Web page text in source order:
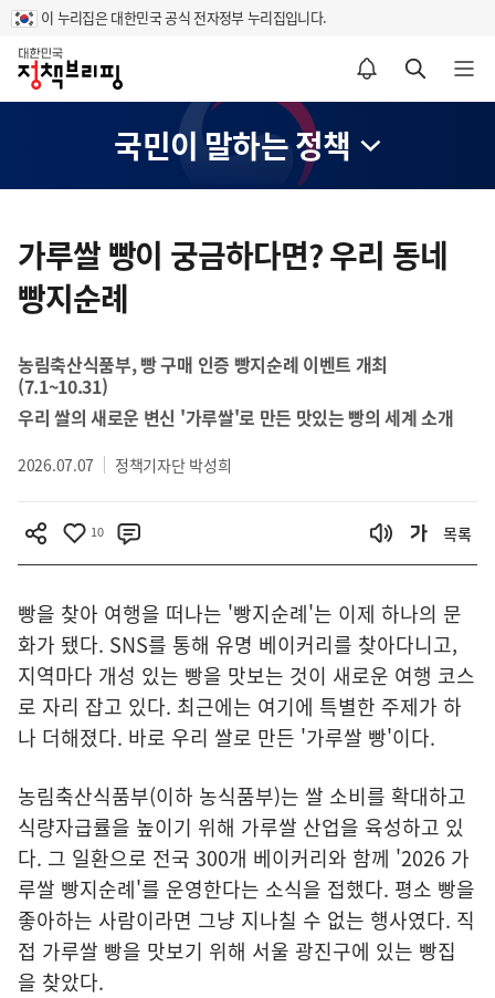
이 누리집은 대한민국 공식 전자정부 누리집입니다.
홈
알림설정 바로가기 검색 바로가기 메뉴 열기
국민이 말하는 정책
텐
츠
영
가루쌀 빵이 궁금하다면? 우리 동네
빵지순례
농림축산식품부, 빵 구매 인증 빵지순례 이벤트 개최
(7.1~10.31)
우리 쌀의 새로운 변신 '가루쌀'로 만든 맛있는 빵의 세계 소개
2026.07.07 정책기자단 박성희
10 목록
빵을 찾아 여행을 떠나는 '빵지순례'는 이제 하나의 문
화가 됐다. SNS를 통해 유명 베이커리를 찾아다니고,
지역마다 개성 있는 빵을 맛보는 것이 새로운 여행 코스
로 자리 잡고 있다. 최근에는 여기에 특별한 주제가 하
나 더해졌다. 바로 우리 쌀로 만든 '가루쌀 빵'이다.
농림축산식품부(이하 농식품부)는 쌀 소비를 확대하고
식량자급률을 높이기 위해 가루쌀 산업을 육성하고 있
다. 그 일환으로 전국 300개 베이커리와 함께 '2026 가
루쌀 빵지순례'를 운영한다는 소식을 접했다. 평소 빵을
좋아하는 사람이라면 그냥 지나칠 수 없는 행사였다. 직
접 가루쌀 빵을 맛보기 위해 서울 광진구에 있는 빵집
을 찾았다.